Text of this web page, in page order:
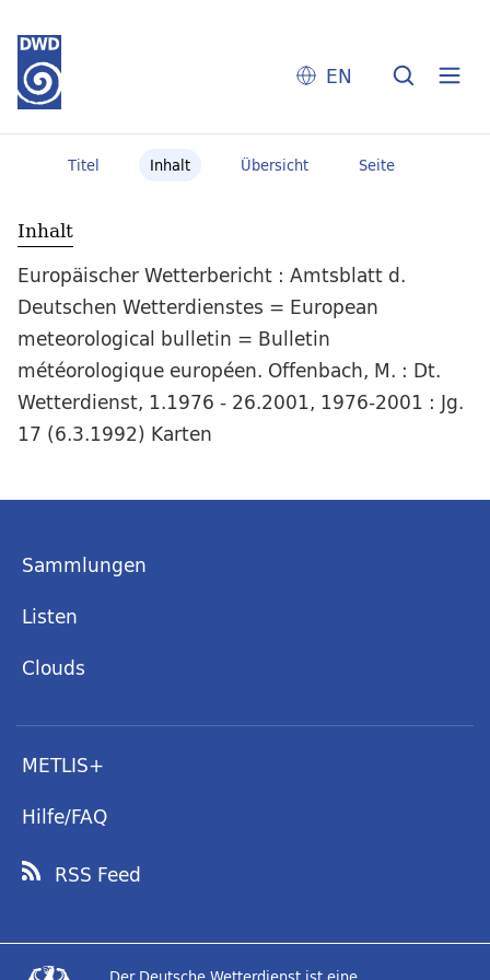
EN
Titel Inhalt Übersicht Seite
Inhalt
Europäischer Wetterbericht : Amtsblatt d.
Deutschen Wetterdienstes = European
meteorological bulletin = Bulletin
météorologique européen. Offenbach, M. : Dt.
Wetterdienst, 1.1976 - 26.2001, 1976-2001 : Jg.
17 (6.3.1992) Karten
Sammlungen
Listen
Clouds
METLIS+
Hilfe/FAQ
RSS Feed